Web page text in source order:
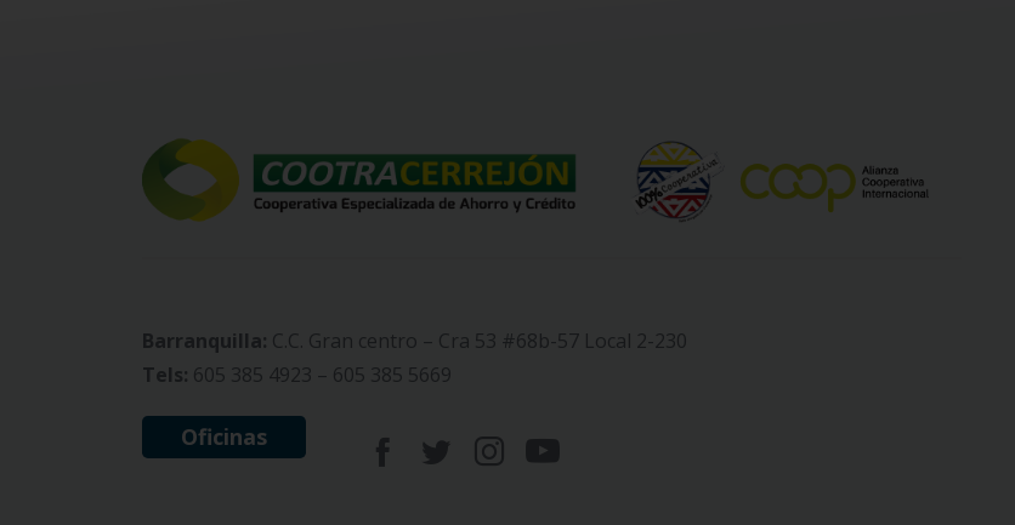
Barranquilla: C.C. Gran centro – Cra 53 #68b-57 Local 2-230
Tels: 605 385 4923 – 605 385 5669
Oficinas